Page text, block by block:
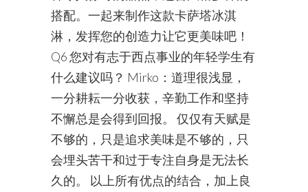
搭配。一起来制作这款卡萨塔冰淇
淋，发挥您的创造力让它更美味吧！
Q6 您对有志于西点事业的年轻学生有
什么建议吗？ Mirko：道理很浅显，
一分耕耘一分收获，辛勤工作和坚持
不懈总是会得到回报。 仅仅有天赋是
不够的，只是追求美味是不够的，只
会埋头苦干和过于专注自身是无法长
久的。 以上所有优点的结合，加上良